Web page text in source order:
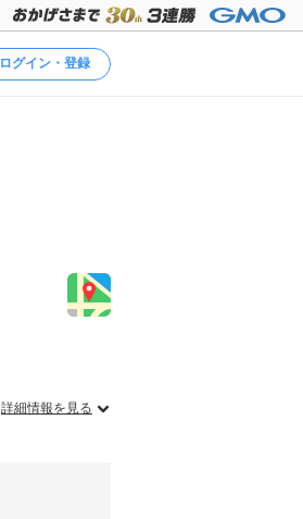
ログイン・登録
詳細情報を見る